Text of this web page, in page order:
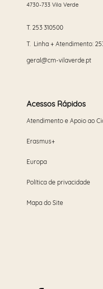
4730-733 Vila Verde
T. 253 310500
T. Linha + Atendimento:
geral@cm-vilaverde.pt
Acessos Rápidos
Atendimento e Apoio ao
Erasmus+
Europa
Política de privacidade
Mapa do Site